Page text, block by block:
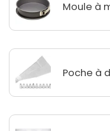
Moule à
Poche à